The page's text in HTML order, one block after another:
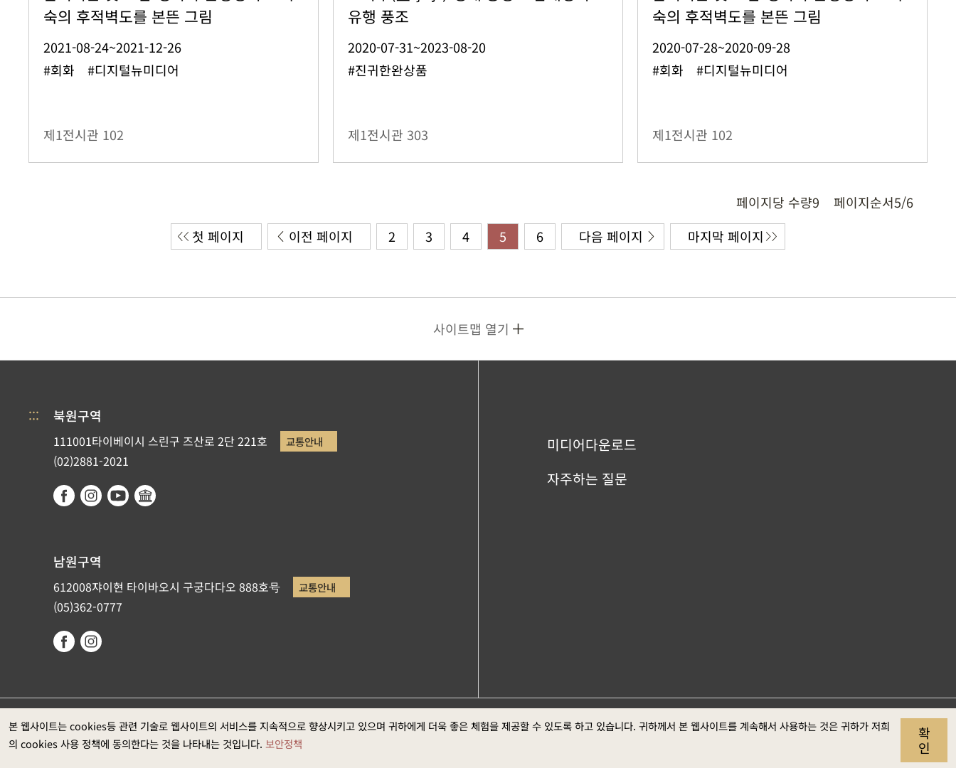
본 웹사이트는 cookies등 관련 기술로 웹사이트의 서비스를 지속적으로 향상시키고 있으며 귀하에게 더욱 좋은 체험을 제공할 수 있도록 하고 있습니다. 귀하께서 본 웹사이트를 계속해서 사용하는 것은 귀하가 저희
의 cookies 사용 정책에 동의한다는 것을 나타내는 것입니다. 보안정책
확
인
숙의 후적벽도를 본뜬 그림
2021-08-24~2021-12-26
#회화 #디지털뉴미디어
제1전시관 102
유행 풍조
2020-07-31~2023-08-20
#진귀한완상품
제1전시관 303
숙의 후적벽도를 본뜬 그림
2020-07-28~2020-09-28
#회화 #디지털뉴미디어
제1전시관 102
페이지당 수량9 페이지순서5/6
첫 페이지
이전 페이지 2 3 4 5 6 다음 페이지 마지막 페이지
사이트맵 열기
::: 북원구역
111001타이베이시 스린구 즈산로 2단 221호 교통안내
(02)2881-2021
남원구역
612008쟈이현 타이바오시 구궁다다오 888호号 교통안내
(05)362-0777
미디어다운로드
자주하는 질문
국립고궁박물원이 저작권을 갖고 있습니다. 권장 웹브라우저: Edge，Google Chrome최신버전 (스크린 최적의 화면 효
과는1920*1080입니다)
정부 웹사이트 자료개
개인정보
보안정
웹접근성